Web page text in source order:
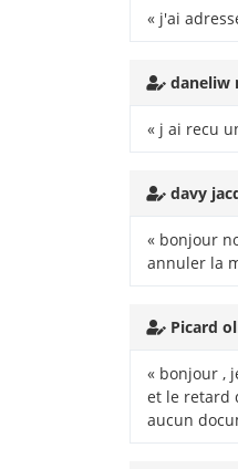
« j'ai
daneliw
« j ai recu
davy
« bonjour
annuler la
Picard
« bonjour ,
et le retard
aucun